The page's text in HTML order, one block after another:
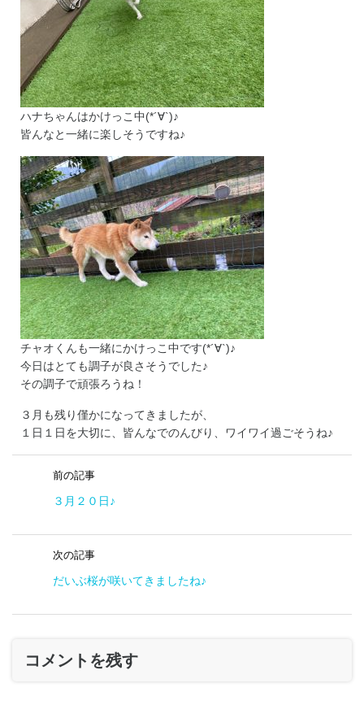
ハナちゃんはかけっこ中(*´∀`)♪
皆んなと一緒に楽しそうですね♪
チャオくんも一緒にかけっこ中です(*´∀`)♪
今日はとても調子が良さそうでした♪
その調子で頑張ろうね！
３月も残り僅かになってきましたが、
１日１日を大切に、皆んなでのんびり、ワイワイ過ごそうね♪
前の記事
３月２０日♪
次の記事
だいぶ桜が咲いてきましたね♪
コメントを残す